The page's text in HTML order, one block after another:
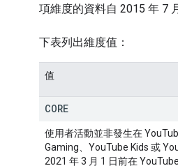
項維度的資料自 2015 年 7
下表列出維度值：
值
CORE
使用者活動並非發生在
Gaming、YouTube Kids 或
2021 年 3 月 1 日前在